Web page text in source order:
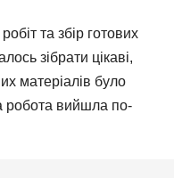
та збір готових
зібрати цікаві,
матеріалів було
робота вийшла по-